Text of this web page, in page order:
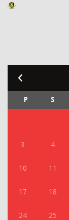
P S
3 4
10 11
17 18
24 25